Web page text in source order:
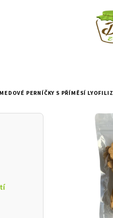
MEDOVÉ PERNÍČKY S PŘÍMĚSÍ